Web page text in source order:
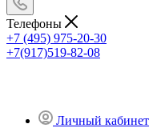
Телефоны
+7 (495) 975-20-30
+7(917)519-82-08
Личный кабинет